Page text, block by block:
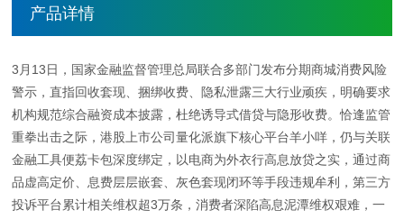
产品详情
3月13日，国家金融监督管理总局联合多部门发布分期商城消费风险
警示，直指回收套现、捆绑收费、隐私泄露三大行业顽疾，明确要求
机构规范综合融资成本披露，杜绝诱导式借贷与隐形收费。恰逢监管
重拳出击之际，港股上市公司量化派旗下核心平台羊小咩，仍与关联
金融工具便荔卡包深度绑定，以电商为外衣行高息放贷之实，通过商
品虚高定价、息费层层嵌套、灰色套现闭环等手段违规牟利，第三方
投诉平台累计相关维权超3万条，消费者深陷高息泥潭维权艰难，一